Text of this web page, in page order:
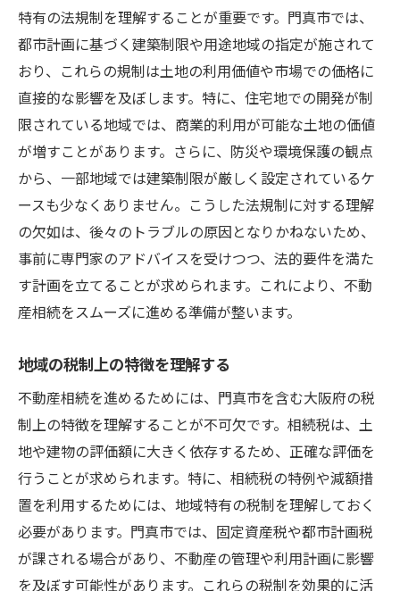
特有の法規制を理解することが重要です。門真市では、
都市計画に基づく建築制限や用途地域の指定が施されて
おり、これらの規制は土地の利用価値や市場での価格に
直接的な影響を及ぼします。特に、住宅地での開発が制
限されている地域では、商業的利用が可能な土地の価値
が増すことがあります。さらに、防災や環境保護の観点
から、一部地域では建築制限が厳しく設定されているケ
ースも少なくありません。こうした法規制に対する理解
の欠如は、後々のトラブルの原因となりかねないため、
事前に専門家のアドバイスを受けつつ、法的要件を満た
す計画を立てることが求められます。これにより、不動
産相続をスムーズに進める準備が整います。
地域の税制上の特徴を理解する
不動産相続を進めるためには、門真市を含む大阪府の税
制上の特徴を理解することが不可欠です。相続税は、土
地や建物の評価額に大きく依存するため、正確な評価を
行うことが求められます。特に、相続税の特例や減額措
置を利用するためには、地域特有の税制を理解しておく
必要があります。門真市では、固定資産税や都市計画税
が課される場合があり、不動産の管理や利用計画に影響
を及ぼす可能性があります。これらの税制を効果的に活